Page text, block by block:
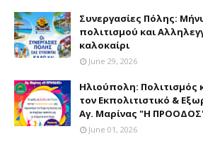
Συνεργασίες Πόλης:
πολιτισμού και
καλοκαίρι
June 29, 2026
Ηλιούπολη: Πολιτισμός
τον Εκπολιτιστικό &
Αγ. Μαρίνας "Η
June 01, 2026